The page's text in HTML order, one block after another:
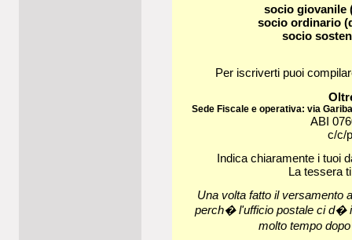
socio giovanile
socio ordinario
socio
Per iscriverti puoi
Sede Fiscale e operativa: via
ABI
c/c/
Indica chiaramente i tuoi
La tessera
Una volta fatto il versamento
perch� l'ufficio postale ci d� i
molto tempo